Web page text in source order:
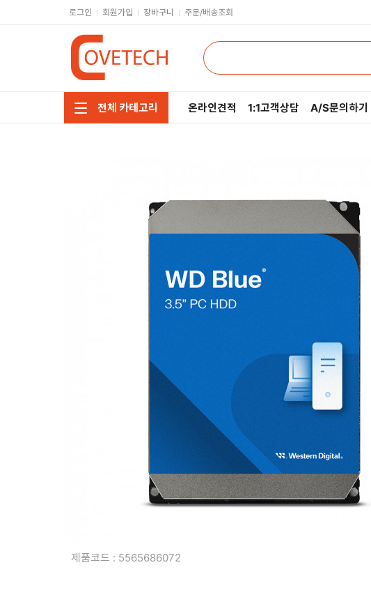
로그인 회원가입 장바구니 주문/배송조회
전체 카테고리
저장장치/케이블/쿨러
네트워크/스피커/영상
헤드셋/태블릿/휴대폰
복합기/프린터/사무기기
VGA
HDD
마우스
온라인견적 1:1고객상담 A/S문의하기
제품코드 : 5565686072